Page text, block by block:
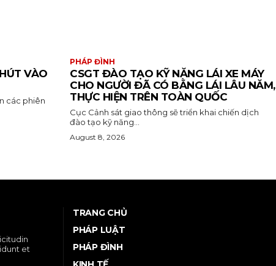
VÀO
các phiên
PHÁP ĐÌNH
CSGT ĐÀO TẠO KỸ NĂNG LÁI XE MÁY
CHO NGƯỜI ĐÃ CÓ BẰNG LÁI LÂU NĂM,
THỰC HIỆN TRÊN TOÀN QUỐC
Cục Cảnh sát giao thông sẽ triển khai chiến dịch
đào tạo kỹ năng...
August 8, 2026
et
TRANG CHỦ
PHÁP LUẬT
PHÁP ĐÌNH